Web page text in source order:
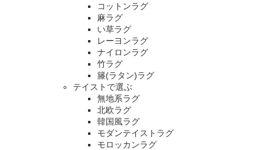
コットンラグ
麻ラグ
い草ラグ
レーヨンラグ
ナイロンラグ
竹ラグ
籐(ラタン)ラグ
テイストで選ぶ
無地系ラグ
北欧ラグ
韓国風ラグ
モダンテイストラグ
モロッカンラグ